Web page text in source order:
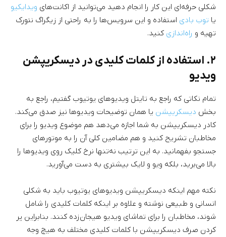
شکلی حرفه‌ای این کار را انجام دهید می‌توانید از اکانت‌های ویدایکیو
یا توب بادی استفاده و این سرویس‌ها را به راحتی از زیگراگ نتورک
تهیه و راه‌اندازی کنید.
۲. استفاده از کلمات کلیدی در دیسکریپشن
ویدیو
تمام نکاتی که راجع به تایتل ویدیوهای یوتیوب گفتیم، راجع به
بخش دیسکریپشن یا همان توضیحات ویدیوها نیز صدق می‌کند.
کادر دیسکریپشن به شما اجازه می‌دهد هم موضوع ویدیو را برای
مخاطبان تشریح کنید و هم مضامین کلی آن را به موتورهای
جستجو بفهمانید. به این ترتیب نه‌تنها نرخ کلیک روی ویدیوها را
بالا می‌برید، بلکه ویو و لایک بیشتری به دست می‌آورید.
نکته مهم اینکه دیسکریپشن ویدیوهای یوتیوب باید به شکلی
انسانی و طبیعی نوشته و علاوه بر اینکه کلمات کلیدی را شامل
شوند، مخاطبان را برای تماشای ویدیو هیجان‌زده کنند. بنابراین پر
کردن صرف دیسکریپشن با کلمات کلیدی مختلف به هیچ وجه